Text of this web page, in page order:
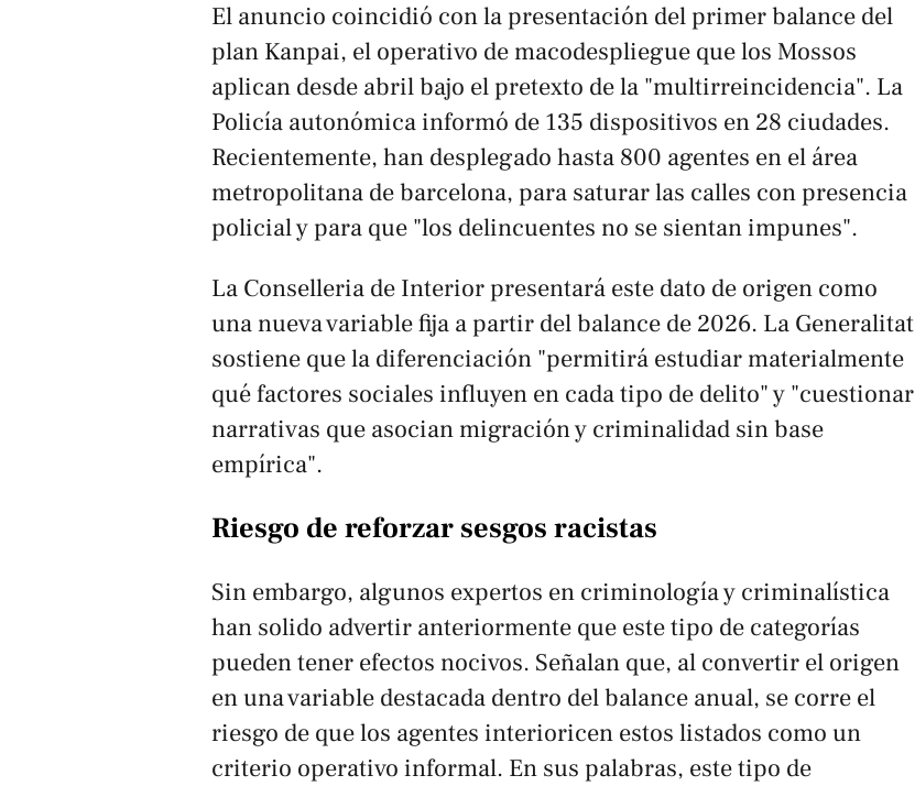
El anuncio coincidió con la presentación del primer balance del
plan Kanpai, el operativo de macodespliegue que los Mossos
aplican desde abril bajo el pretexto de la "multirreincidencia". La
Policía autonómica informó de 135 dispositivos en 28 ciudades.
Recientemente, han desplegado hasta 800 agentes en el área
metropolitana de barcelona, para saturar las calles con presencia
policial y para que "los delincuentes no se sientan impunes".
La Conselleria de Interior presentará este dato de origen como
una nueva variable fija a partir del balance de 2026. La Generalitat
sostiene que la diferenciación "permitirá estudiar materialmente
qué factores sociales influyen en cada tipo de delito" y "cuestionar
narrativas que asocian migración y criminalidad sin base
empírica".
Riesgo de reforzar sesgos racistas
Sin embargo, algunos expertos en criminología y criminalística
han solido advertir anteriormente que este tipo de categorías
pueden tener efectos nocivos. Señalan que, al convertir el origen
en una variable destacada dentro del balance anual, se corre el
riesgo de que los agentes interioricen estos listados como un
criterio operativo informal. En sus palabras, este tipo de